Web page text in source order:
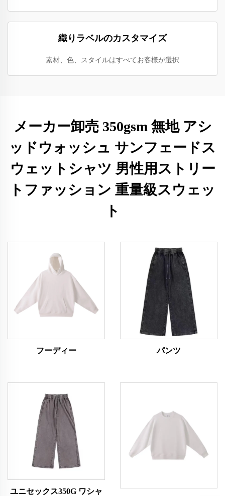
織りラベルのカスタマイズ
素材、色、スタイルはすべてお客様が選択
メーカー卸売 350gsm 無地 アシ
ッドウォッシュ サンフェードス
ウェットシャツ 男性用ストリー
トファッション 重量級スウェッ
ト
フーディー パンツ
ユニセックス350G ワシャ